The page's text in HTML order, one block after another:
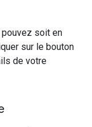
soit en
sur le bouton
de votre